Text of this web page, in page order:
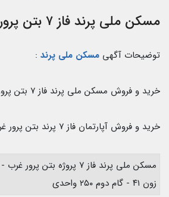
مسکن ملی پرند فاز ۷ بتن پرور غرب
توضیحات آگهی مسکن ملی پرند :
خرید و فروش مسکن ملی پرند فاز ۷ بتن پرور غرب
خرید و فروش آپارتمان فاز ۷ پرند بتن پرور غرب
زون ۴۱ - گام دوم ۲۵۰ واحدی